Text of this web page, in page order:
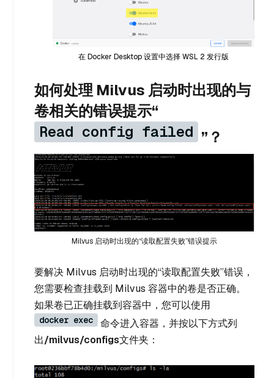
在 Docker Desktop 设置中选择 WSL 2 发行版
如何处理 Milvus 启动时出现的与
卷相关的错误提示“
Read config failed ”？
Milvus 启动时出现的“读取配置失败”错误提示
要解决 Milvus 启动时出现的“读取配置失败”错误，
您需要检查挂载到 Milvus 容器中的卷是否正确。
如果卷已正确挂载到容器中，您可以使用
docker exec
命令进入容器，并按以下方式列
出/milvus/configs文件夹：